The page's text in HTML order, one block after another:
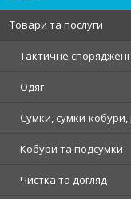
Товари та послуги
Тактичне
Одяг
Сумки, сумки-
Кобури та подсумки
Чистка та догляд